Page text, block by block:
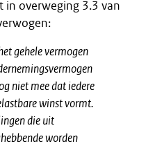
in overweging 3.3 van
gehele vermogen
niet mee dat iedere
winst vormt.
die uit
worden